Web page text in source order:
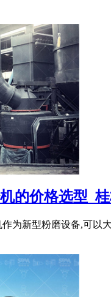
的价格选型_
为新型粉磨设备,可以